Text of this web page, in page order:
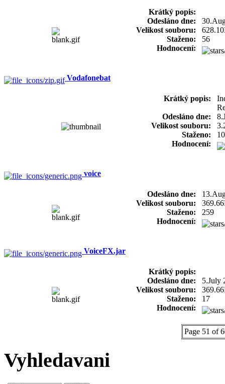
Krátký popis:
Odesláno dne:
Velikost souboru:
Staženo:
56
Hodnocení:
Vodafonebat
Krátký popis:
Odesláno dne:
Velikost souboru:
Staženo:
Hodnocení:
voice
Odesláno dne:
Velikost souboru:
Staženo:
259
Hodnocení:
VoiceFX.jar
Krátký popis:
Odesláno dne:
5.July
Velikost souboru:
Staženo:
17
Hodnocení:
Page 51 of
Vyhledavani